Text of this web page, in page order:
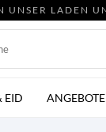
LADEN
EID ANGEBOTE